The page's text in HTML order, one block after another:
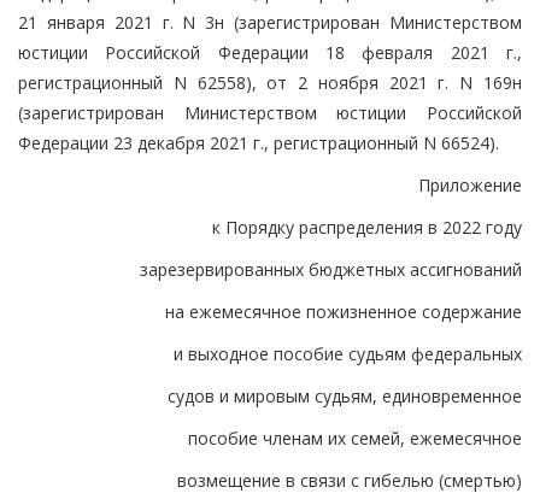
21 января 2021 г. N 3н (зарегистрирован Министерством
юстиции Российской Федерации 18 февраля 2021 г.,
регистрационный N 62558), от 2 ноября 2021 г. N 169н
(зарегистрирован Министерством юстиции Российской
Федерации 23 декабря 2021 г., регистрационный N 66524).
Приложение
к Порядку распределения в 2022 году
зарезервированных бюджетных ассигнований
на ежемесячное пожизненное содержание
и выходное пособие судьям федеральных
судов и мировым судьям, единовременное
пособие членам их семей, ежемесячное
возмещение в связи с гибелью (смертью)